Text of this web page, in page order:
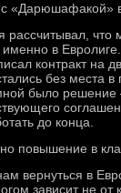
«Дарюшафакой»
что
именно в
контракт на
без места в
было
до конца.
повышение в
вернуться в
зависит не от